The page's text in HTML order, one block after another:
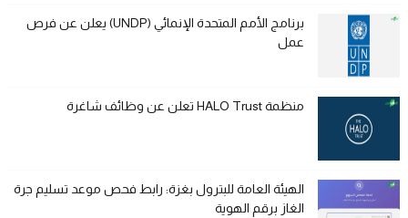
برنامج الأمم المتحدة الإنمائي (UNDP) يعلن عن فرص
عمل
منظمة HALO Trust تعلن عن وظائف شاغرة
الهيئة العامة للبترول بغزة: رابط فحص موعد تسليم جرة
الغاز برقم الهوية